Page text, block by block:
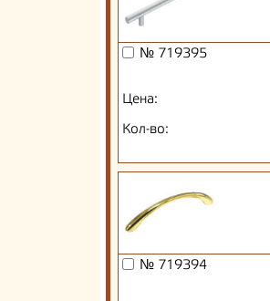
№ 719395
Цена:
Кол-во:
№ 719394